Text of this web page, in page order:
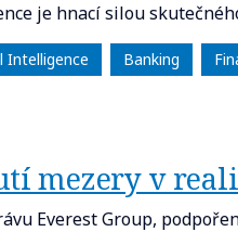
je hnací silou
Intelligence Banking
mezery v
Everest Group,